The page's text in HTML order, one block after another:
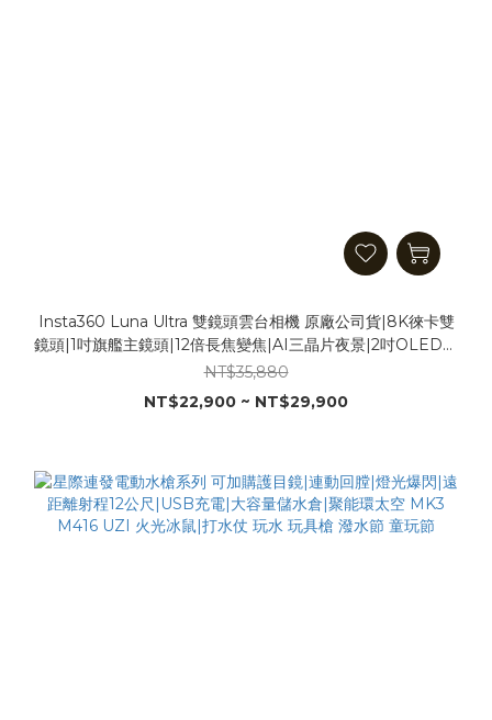
Insta360 Luna Ultra 雙鏡頭雲台相機 原廠公司貨|8K徠卡雙
鏡頭|1吋旗艦主鏡頭|12倍長焦變焦|AI三晶片夜景|2吋OLED遙
控螢幕|三軸穩定防震|10-bit I-Log|4小時長續航
NT$35,880
NT$22,900 ~ NT$29,900